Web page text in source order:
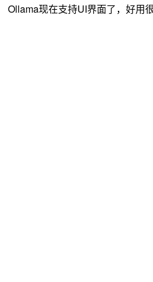
Ollama现在支持UI界面了，好用很